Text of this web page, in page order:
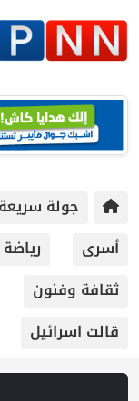
جولة سريعة
أسرى
رياضة
ثقافة وفنون
قالت اسرائيل